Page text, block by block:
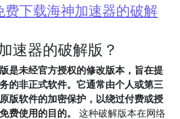
费下载海神加速器的破解
速器的破解版？
是未经官方授权的修改版本，旨在提
的非正式软件。它通常由个人或第三
版软件的加密保护，以绕过付费或授
费使用的目的。
这种破解版本在网络